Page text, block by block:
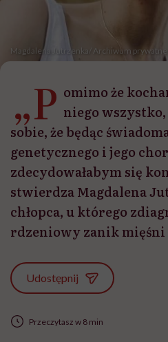
Magdalena Jutrzenka/ Archiwum prywatne
„P omimo że
niego
sobie, że będąc
genetycznego i jego
zdecydowałabym się
stwierdza Magdalena
chłopca, u którego
rdzeniowy zanik mięśni
Udostępnij
Przeczytasz w 8 min